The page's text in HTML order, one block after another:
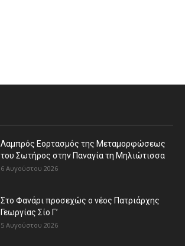
Λαμπρός Εορτασμός της Μεταμορφώσεως
του Σωτήρος στην Παναγία τη Μηλιώτισσα
6 Αυγούστου 2026
Στο Φανάρι προσεχώς ο νέος Πατριάρχης
Γεωργίας Σίο Γ’
5 Αυγούστου 2026